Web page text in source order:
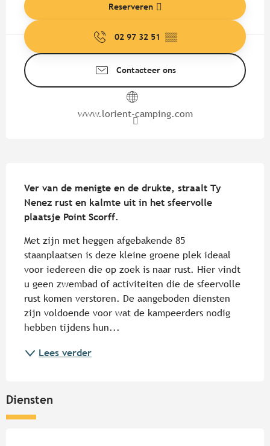
Reserveren
02 97 32 51 ▒▒
Contacteer ons
www.lorient-camping.com
Ver van de menigte en de drukte, straalt Ty
Nenez rust en kalmte uit in het sfeervolle
plaatsje Point Scorff.
Met zijn met heggen afgebakende 85
staanplaatsen is deze kleine groene plek ideaal
voor iedereen die op zoek is naar rust. Hier vindt
u geen zwembad of activiteiten die de sfeervolle
rust komen verstoren. De aangeboden diensten
zijn voldoende voor wat de kampeerders nodig
hebben tijdens hun...
Lees verder
Diensten